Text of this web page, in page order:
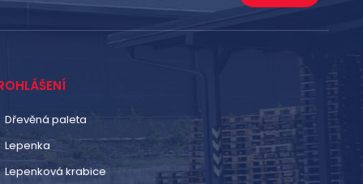
Dřevěná paleta
Lepenka
Lepenková krabice